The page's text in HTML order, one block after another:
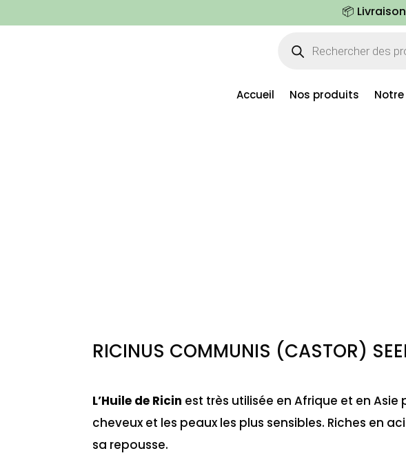
📦
de
produits
Accueil Nos produits
RICINUS COMMUNIS (CASTOR)
L’Huile de Ricin est très utilisée en Afrique et en
cheveux et les peaux les plus sensibles. Riches en
sa repousse.